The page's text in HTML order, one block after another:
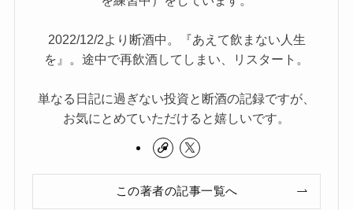
2022/12/2より断酒中。『あえて飲まない人生
を』。途中で再飲酒してしまい、リスタート。
単なる日記に過ぎない投資と断酒の記録ですが、
お気にとめていただけると嬉しいです。
この著者の記事一覧へ